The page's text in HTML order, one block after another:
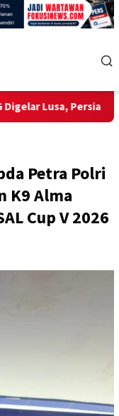
Capai 90
Petra Polri
K9 Alma
Cup V 2026